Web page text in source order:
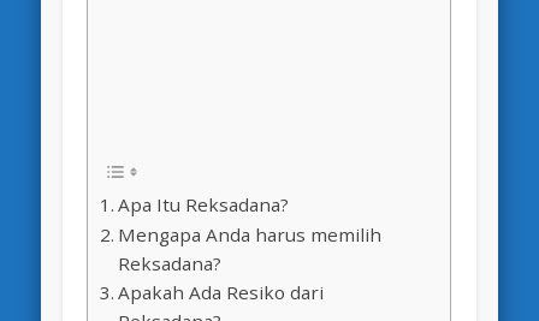
Apa Itu Reksadana?
Mengapa Anda harus memilih
Reksadana?
Apakah Ada Resiko dari